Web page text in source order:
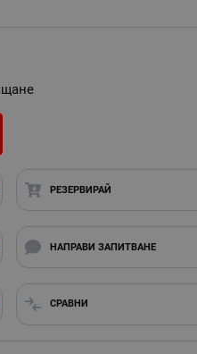
РЕЗЕРВИРАЙ
НАПРАВИ ЗАПИТВАНЕ
СРАВНИ